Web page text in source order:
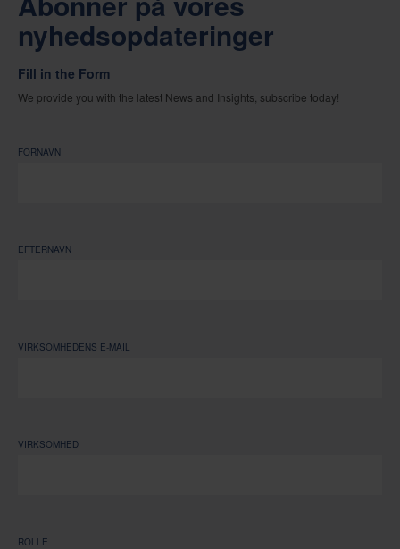
nyhedsopdateringer
Fill in the Form
We provide you with the latest News and Insights, subscribe today!
FORNAVN
EFTERNAVN
VIRKSOMHEDENS E-MAIL
VIRKSOMHED
ROLLE